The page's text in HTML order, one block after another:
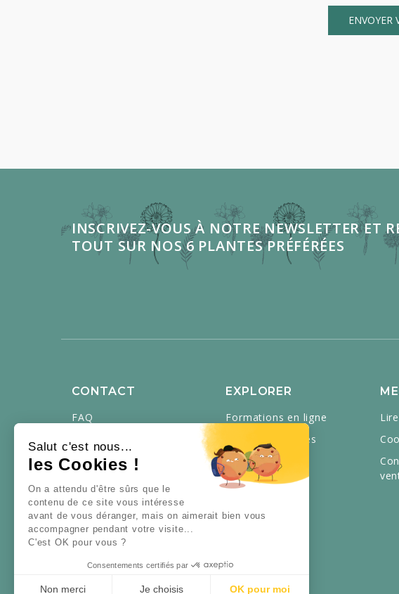
INSCRIVEZ-VOUS À NOTRE NEWSLETTER ET
TOUT SUR NOS 6 PLANTES PRÉFÉRÉES
CONTACT
FAQ
Contactez-nous
Mon compte
Presse
EXPLORER
Formations en ligne
Balades et stages
Entreprises
Cartes cadeaux
Salut c'est nous...
les Cookies !
On a attendu d'être sûrs que le
contenu de ce site vous intéresse
avant de vous déranger, mais on aimerait bien vous
accompagner pendant votre visite...
C'est OK pour vous ?
Consentements certifiés par
Non merci Je choisis OK pour moi